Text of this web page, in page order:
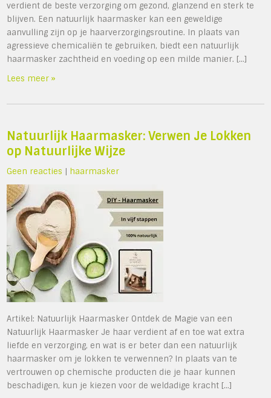
verdient de beste verzorging om gezond, glanzend en sterk te
blijven. Een natuurlijk haarmasker kan een geweldige
aanvulling zijn op je haarverzorgingsroutine. In plaats van
agressieve chemicaliën te gebruiken, biedt een natuurlijk
haarmasker zachtheid en voeding op een milde manier. […]
Lees meer »
Natuurlijk Haarmasker: Verwen Je Lokken
op Natuurlijke Wijze
Geen reacties | haarmasker
Artikel: Natuurlijk Haarmasker Ontdek de Magie van een
Natuurlijk Haarmasker Je haar verdient af en toe wat extra
liefde en verzorging, en wat is er beter dan een natuurlijk
haarmasker om je lokken te verwennen? In plaats van te
vertrouwen op chemische producten die je haar kunnen
beschadigen, kun je kiezen voor de weldadige kracht […]